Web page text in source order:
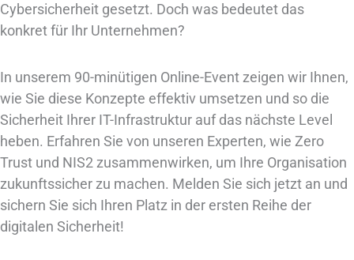
Cybersicherheit gesetzt. Doch was bedeutet das
konkret für Ihr Unternehmen?
In unserem 90-minütigen Online-Event zeigen wir Ihnen,
wie Sie diese Konzepte effektiv umsetzen und so die
Sicherheit Ihrer IT-Infrastruktur auf das nächste Level
heben. Erfahren Sie von unseren Experten, wie Zero
Trust und NIS2 zusammenwirken, um Ihre Organisation
zukunftssicher zu machen. Melden Sie sich jetzt an und
sichern Sie sich Ihren Platz in der ersten Reihe der
digitalen Sicherheit!